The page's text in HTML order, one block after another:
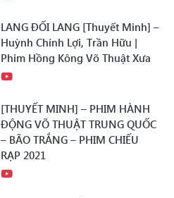
LANG ĐỐI LANG [Thuyết Minh] –
Huỳnh Chính Lợi, Trần Hữu |
Phim Hồng Kông Võ Thuật Xưa
[THUYẾT MINH] – PHIM HÀNH
ĐỘNG VÕ THUẬT TRUNG QUỐC
– BÃO TRẮNG – PHIM CHIẾU
RẠP 2021